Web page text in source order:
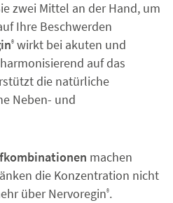
zwei Mittel an der Hand, um
Ihre Beschwerden
®wirkt bei akuten und
auf das
die natürliche
Neben- und
machen
die Konzentration nicht
über Nervoregin®.